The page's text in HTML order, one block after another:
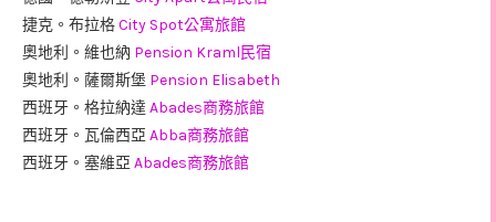
捷克。布拉格City Spot公寓旅館
奧地利。維也納 Pension Kraml民宿
奧地利。薩爾斯堡 Pension Elisabeth
西班牙。格拉納達 Abades商務旅館
西班牙。瓦倫西亞 Abba商務旅館
西班牙。塞維亞 Abades商務旅館